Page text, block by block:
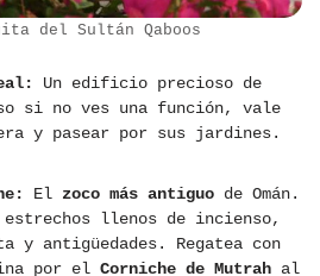
del Sultán Qaboos
Un edificio precioso de
si no ves una función, vale
y pasear por sus jardines.
El zoco más antiguo de Omán.
llenos de incienso,
y antigüedades. Regatea con
por el Corniche de Mutrah al